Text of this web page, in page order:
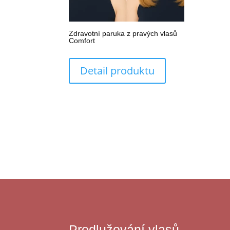
Zdravotní paruka z pravých vlasů
Comfort
Detail produktu